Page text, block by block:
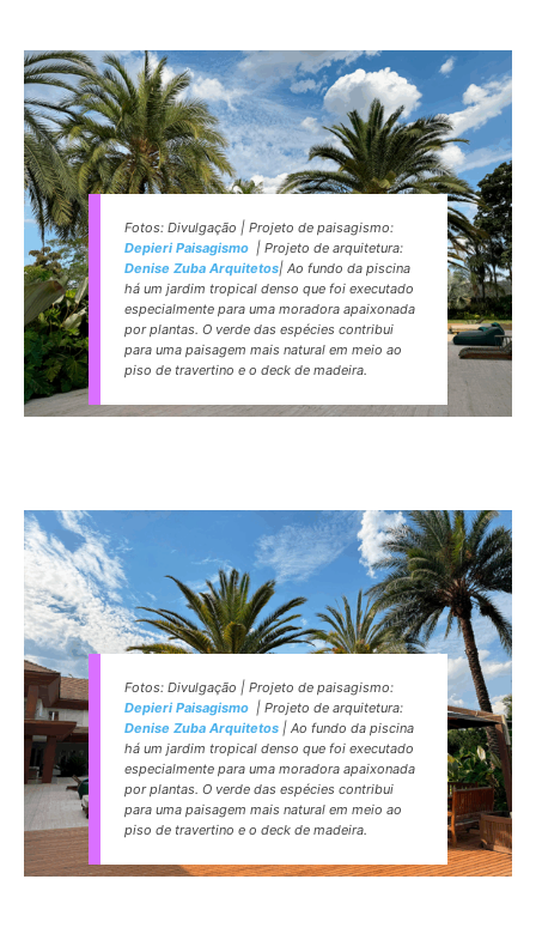
Fotos: Divulgação | Projeto de paisagismo:
Depieri Paisagismo | Projeto de arquitetura:
Denise Zuba Arquitetos| Ao fundo da piscina
há um jardim tropical denso que foi executado
especialmente para uma moradora apaixonada
por plantas. O verde das espécies contribui
para uma paisagem mais natural em meio ao
piso de travertino e o deck de madeira.
Fotos: Divulgação | Projeto de paisagismo:
Depieri Paisagismo | Projeto de arquitetura:
Denise Zuba Arquitetos | Ao fundo da piscina
há um jardim tropical denso que foi executado
especialmente para uma moradora apaixonada
por plantas. O verde das espécies contribui
para uma paisagem mais natural em meio ao
piso de travertino e o deck de madeira.